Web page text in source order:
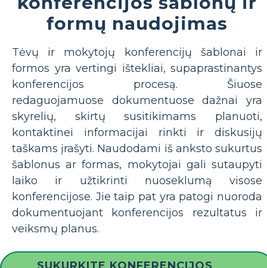
formų naudojimas
Tėvų ir mokytojų konferencijų šablonai ir
formos yra vertingi ištekliai, supaprastinantys
konferencijos procesą. Šiuose
redaguojamuose dokumentuose dažnai yra
skyrelių, skirtų susitikimams planuoti,
kontaktinei informacijai rinkti ir diskusijų
taškams įrašyti. Naudodami iš anksto sukurtus
šablonus ar formas, mokytojai gali sutaupyti
laiko ir užtikrinti nuoseklumą visose
konferencijose. Jie taip pat yra patogi nuoroda
dokumentuojant konferencijos rezultatus ir
veiksmų planus.